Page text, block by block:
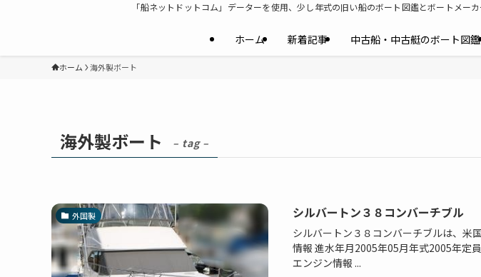
「船ネットドットコム」データーを使用、少し年式の旧い船のボート図鑑とボートメー
ホーム 新着記事 中古船・中古艇のボート図鑑
ホーム 海外製ボート
海外製ボート – tag –
外国製 シルバートン３８コンバーチブ
シルバートン３８コンバーチブルは、米
情報 進水年月2005年05月年式2005年定
エンジン情報 ...